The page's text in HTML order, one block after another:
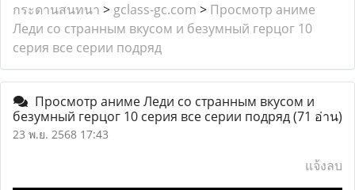
กระดานสนทนา > gclass-gc.com > Просмотр аниме
Леди со странным вкусом и безумный герцог 10
серия все серии подряд
Просмотр аниме Леди со странным вкусом и
безумный герцог 10 серия все серии подряд(71 อ่าน)
23 พ.ย. 2568 17:43
แจ้งลบ